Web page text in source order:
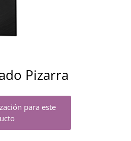
Pizarra
para este